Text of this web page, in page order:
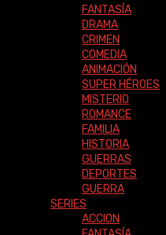
FANTASÍA
DRAMA
CRIMEN
COMEDIA
ANIMACIÓN
SUPER HÉROES
MISTERIO
ROMANCE
FAMILIA
HISTORIA
GUERRAS
DEPORTES
GUERRA
SERIES
ACCION